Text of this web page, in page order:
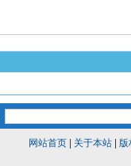
网站首页| 关于本站| 版